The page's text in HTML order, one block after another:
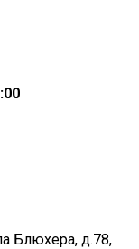
Блюхера, д.78,